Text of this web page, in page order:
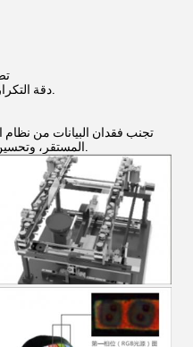
دقة التكرار ودقة الموقع عالية، ضوضاء منخفضة.
تجنب فقدان البيانات من
المستقر، وتحسين فعالة سرعة تسارع الحركة والتباطؤ.